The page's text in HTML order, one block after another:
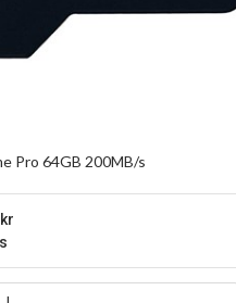
Pro 64GB 200MB/s